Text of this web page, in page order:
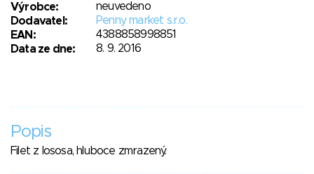
Výrobce:
neuvedeno
Dodavatel:
Penny market s.r.o.
EAN:
4388858998851
Data ze dne:
8. 9. 2016
Popis
Filet z lososa, hluboce zmrazený.